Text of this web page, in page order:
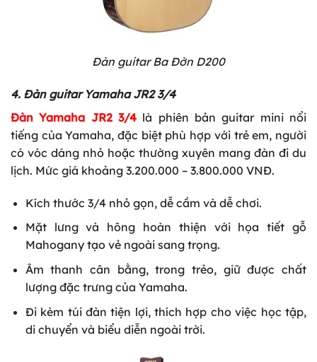
Đàn guitar Ba Đờn D200
4. Đàn guitar Yamaha JR2 3/4
Đàn Yamaha JR2 3/4 là phiên bản guitar mini nổi
tiếng của Yamaha, đặc biệt phù hợp với trẻ em, người
có vóc dáng nhỏ hoặc thường xuyên mang đàn đi du
lịch. Mức giá khoảng 3.200.000 – 3.800.000 VNĐ.
Kích thước 3/4 nhỏ gọn, dễ cầm và dễ chơi.
Mặt lưng và hông hoàn thiện với họa tiết gỗ
Mahogany tạo vẻ ngoài sang trọng.
Âm thanh cân bằng, trong trẻo, giữ được chất
lượng đặc trưng của Yamaha.
Đi kèm túi đàn tiện lợi, thích hợp cho việc học tập,
di chuyển và biểu diễn ngoài trời.